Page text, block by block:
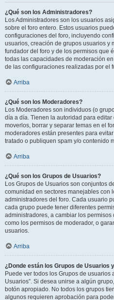
¿Qué son los Administradores?
Los Administradores son los usuarios
sobre el foro entero. Estos usuarios
configuraciones del foro, incluyendo
usuarios, creación de grupos usuarios y
fundador del foro y de los permisos que
todas las capacidades de moderación
de las configuraciones realizadas por el
Arriba
¿Qué son los Moderadores?
Los Moderadores son individuos (o
día a día. Tienen la autoridad para
moverlos, borrar y separar temas en el
moderadores están presentes para
tratado o publiquen spam y/o contenido
Arriba
¿Qué son los Grupos de Usuarios?
Los Grupos de Usuarios son conjuntos
comunidad en sectores manejables con
administradores del foro. Cada usuario
cada grupo puede tener diferentes
administradores, a cambiar los
como los permisos de moderador, o
usuarios.
Arriba
¿Donde están los Grupos de Usuarios
Puede ver todos los Grupos de usuarios
Usuarios”. Si desea unirse a algún
botón apropiado. No todos los grupos
algunos requieren aprobación para